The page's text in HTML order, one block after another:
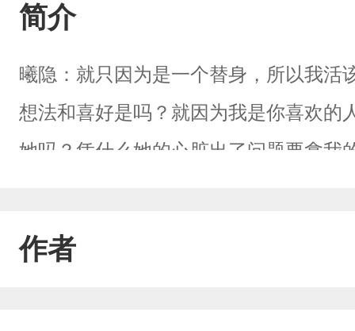
简介
曦隐：就只因为是一个替身，所以我活
想法和喜好是吗？就因为我是你喜欢的
她吗？凭什么她的心脏出了问题要拿我
的爱上了这个把他当做其他人替身的
作者